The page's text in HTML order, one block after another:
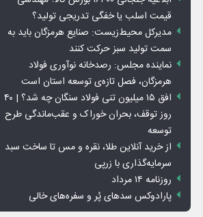
قیمت اسلب یا خفگی تدریجی تولید؟
مدیرکل محیط‌زیست: صنایع هرمزگان باید به
سمت تولید سبز حرکت کنند
نماینده مجلس: رصدخانه نوآوری فولاد
هرمزگان، فصل تازه‌ی توسعه استان است
افق ۱۵ میلیون تنی فولاد سنگان چه شد؟ | ۴۰
روز توقف، بحران خوراک و عقب‌ماندگی طرح
توسعه
از خرید آنلاین طلا، نقره و مس تا ساخت سبد
سرمایه‌گذاری با زرپی
روزنامه ۱۴ مرداد
پارادوکس سدهای پُر و سفره‌های خالی